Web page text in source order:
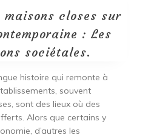
closes sur
: Les
sociétales.
histoire qui remonte à
souvent
sont des lieux où des
Alors que certains y
d’autres les